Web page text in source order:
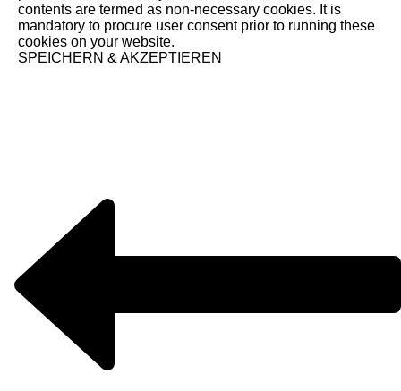
contents are termed as non-necessary cookies. It is
mandatory to procure user consent prior to running these
cookies on your website.
SPEICHERN & AKZEPTIEREN